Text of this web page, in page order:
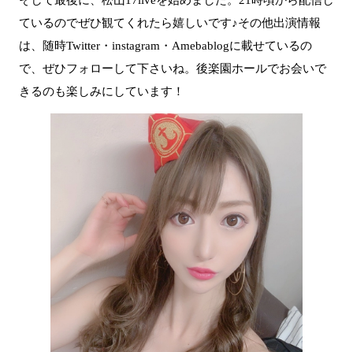
ているのでぜひ観てくれたら嬉しいです♪その他出演情報
は、随時Twitter・instagram・Amebablogに載せているの
で、ぜひフォローして下さいね。後楽園ホールでお会いで
きるのも楽しみにしています！